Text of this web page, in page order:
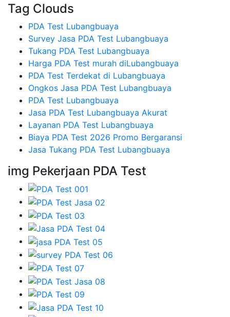
Tag Clouds
PDA Test Lubangbuaya
Survey Jasa PDA Test Lubangbuaya
Tukang PDA Test Lubangbuaya
Harga PDA Test murah diLubangbuaya
PDA Test Terdekat di Lubangbuaya
Ongkos Jasa PDA Test Lubangbuaya
PDA Test Lubangbuaya
Jasa PDA Test Lubangbuaya Akurat
Layanan PDA Test Lubangbuaya
Biaya PDA Test 2026 Promo Bergaransi
Jasa Tukang PDA Test Lubangbuaya
img Pekerjaan PDA Test